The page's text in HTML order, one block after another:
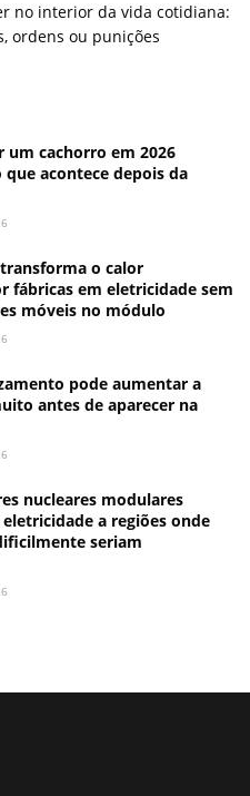
no interior da vida cotidiana:
ordens ou punições
um cachorro em 2026
acontece depois da
o calor
fábricas em eletricidade sem
móveis no módulo
pode aumentar a
antes de aparecer na
nucleares modulares
a regiões onde
seriam